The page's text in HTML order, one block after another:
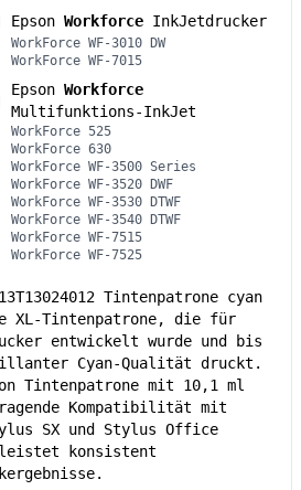
Epson Workforce InkJetdrucker
WorkForce WF-3010 DW
WorkForce WF-7015
Epson Workforce
Multifunktions-InkJet
WorkForce 525
WorkForce 630
WorkForce WF-3500 Series
WorkForce WF-3520 DWF
WorkForce WF-3530 DTWF
WorkForce WF-3540 DTWF
WorkForce WF-7515
WorkForce WF-7525
Tintenpatrone cyan
XL-Tintenpatrone, die für
entwickelt wurde und bis
Cyan-Qualität druckt.
Tintenpatrone mit 10,1 ml
Kompatibilität mit
SX und Stylus Office
konsistent